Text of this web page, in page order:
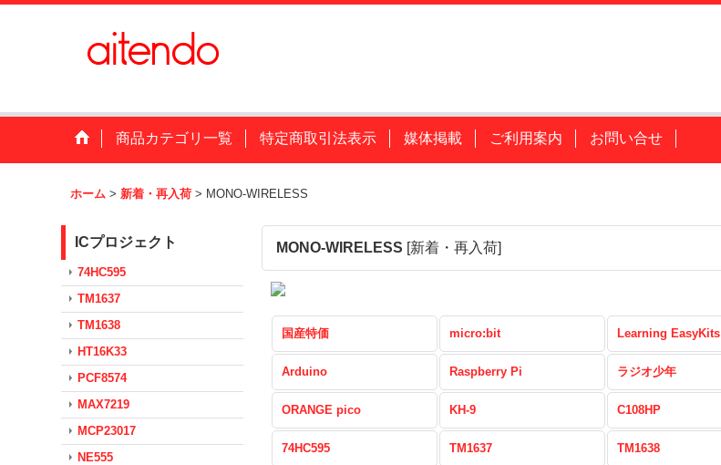
商品カテゴリ一覧 特定商取引法表示 媒体掲載 ご利用案内 お問い合せ
ホーム > 新着・再入荷 > MONO-WIRELESS
ICプロジェクト
74HC595
TM1637
TM1638
HT16K33
PCF8574
MAX7219
MCP23017
NE555
MONO-WIRELESS [新着・再入荷]
国産特価 micro:bit Learning EasyKits
Arduino Raspberry Pi ラジオ少年
ORANGE pico KH-9 C108HP
74HC595 TM1637 TM1638